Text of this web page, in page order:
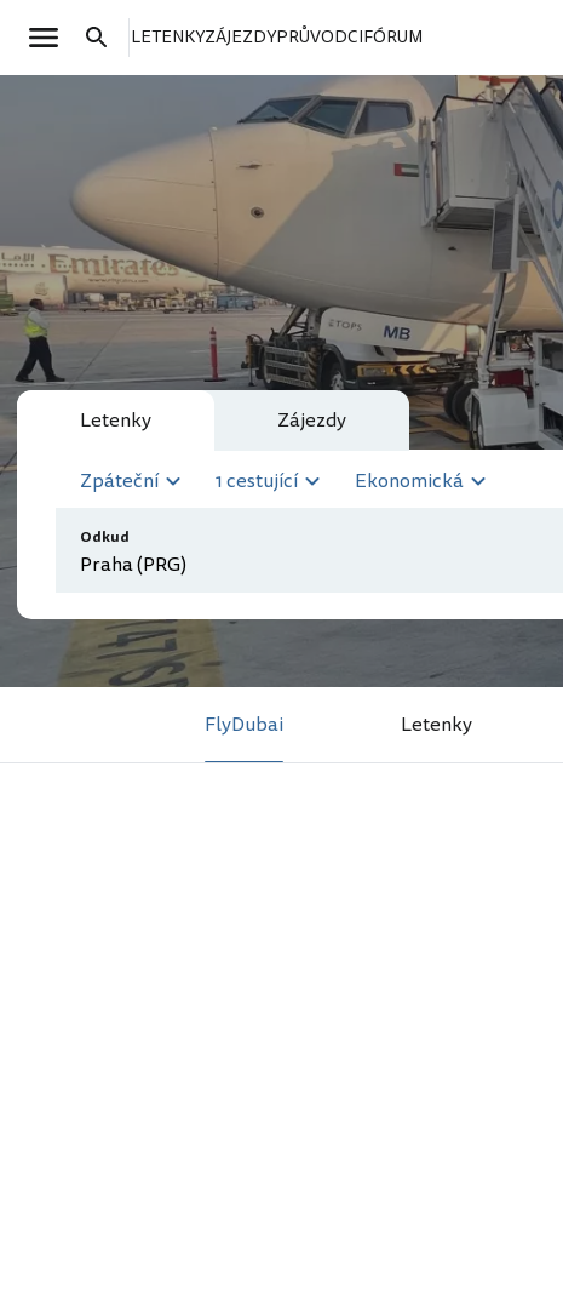
LETENKYZÁJEZDYPRŮVODCIFÓRUM
Letenky Zájezdy
Zpáteční 1 cestující Ekonomická
Odkud
FlyDubai Letenky